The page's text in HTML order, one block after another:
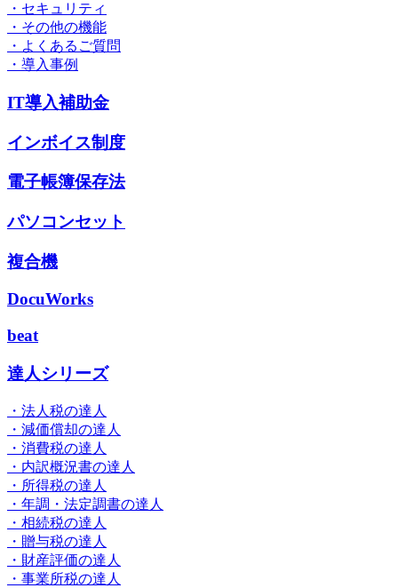
・セキュリティ
・その他の機能
・よくあるご質問
・導入事例
IT導入補助金
インボイス制度
電子帳簿保存法
パソコンセット
複合機
DocuWorks
beat
達人シリーズ
・法人税の達人
・減価償却の達人
・消費税の達人
・内訳概況書の達人
・所得税の達人
・年調・法定調書の達人
・相続税の達人
・贈与税の達人
・財産評価の達人
・事業所税の達人